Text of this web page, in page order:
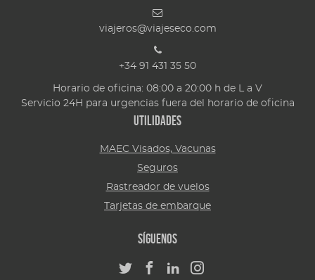
viajeros@viajeseco.com
+34 91 431 35 50
Horario de oficina: 08:00 a 20:00 h de L a V
Servicio 24H para urgencias fuera del horario de oficina
Utilidades
MAEC Visados, Vacunas
Seguros
Rastreador de vuelos
Tarjetas de embarque
Síguenos